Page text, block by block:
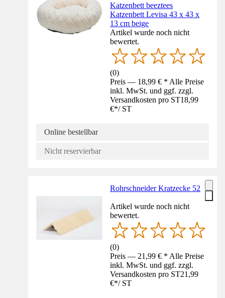
Katzenbett beeztees
Katzenbett Levisa 43 x 43 x
13 cm beige
Artikel wurde noch nicht
bewertet.
(0)
Preis — 18,99 € * Alle Preise
inkl. MwSt. und ggf. zzgl.
Versandkosten pro ST18,99
€*/ ST
Online bestellbar
Nicht reservierbar
Rohrschneider Kratzecke 52
Artikel wurde noch nicht
bewertet.
(0)
Preis — 21,99 € * Alle Preise
inkl. MwSt. und ggf. zzgl.
Versandkosten pro ST21,99
€*/ ST